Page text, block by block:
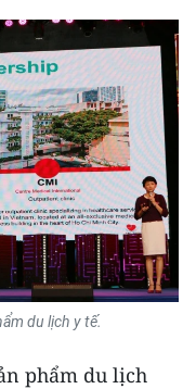
du lịch y tế.
phẩm du lịch